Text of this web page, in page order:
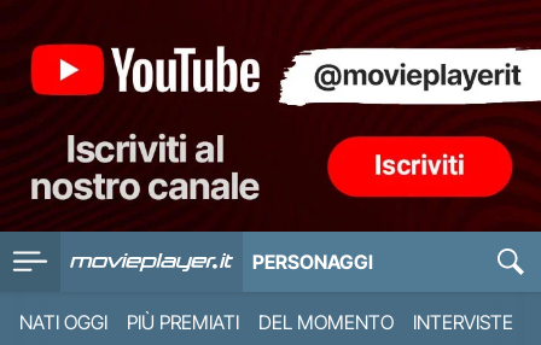
PERSONAGGI
NATI OGGI PIÙ PREMIATI DEL MOMENTO INTERVISTE